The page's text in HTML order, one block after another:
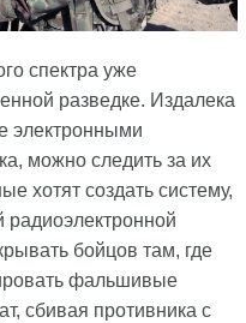
спектра уже
разведке. Издалека
электронными
можно следить за их
хотят создать систему,
радиоэлектронной
бойцов там, где
фальшивые
сбивая противника с